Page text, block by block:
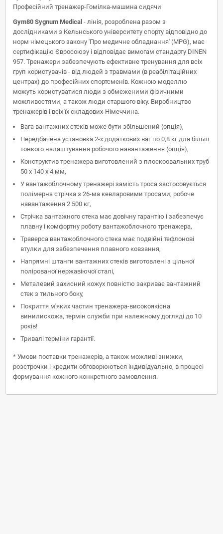
Професійний тренажер-Гомілка-машина сидячи
Gym80 Sygnum Medical - лінія, розроблена разом з
дослідниками з Кельнського університету спорту відповідно до
норм німецького закону 'Про медичне обладнання' (MPG), має
сертифікацію Євросоюзу і відповідає вимогам стандарту DINEN
957. Тренажери забезпечують ефективне тренування для всіх
груп користувачів - від людей з травмами (в реабілітаційних
центрах) до професійних спортсменів. Кожною моделлю
можуть користуватися люди з обмеженими фізичними
можливостями, а також люди старшого віку. Виробництво
тренажерів і всіх їх складових-Німеччина.
Вага вантажних стеків може бути збільшений (опція),
Передбачена установка 2-х додаткових ваг по 0,8 кг для більш
тонкого налаштування робочого навантаження (опція),
Конструктив тренажера виготовлений з плоскоовальних труб
50 x 140 x 4 мм,
У вантажоблочному тренажері замість троса застосовується
полімерна стрічка з 26-ма кевларовими тросами, робоче
навантаження 2 500 кг,
Стрічка вантажного стека має довічну гарантію і забезпечує
плавну і комфортну роботу вантажоблочного тренажера,
Траверса вантажоблочного стека має подвійні тефлонові
втулки для забезпечення плавного ковзання,
Напрямні штанги вантажних стеків виготовлені з цільної
полірованої нержавіючої сталі,
Металевий захисний кожух повністю закриває вантажний
стек з тильного боку,
Покриття м'яких частин тренажера-високоякісна
винилискожа, термін служби при належному догляді до 10
років!
Тривалі терміни гарантії.
* Умови поставки тренажерів, а також можливі знижки,
розстрочки і кредити обговорюються індивідуально, в процесі
формування кожного конкретного замовлення.